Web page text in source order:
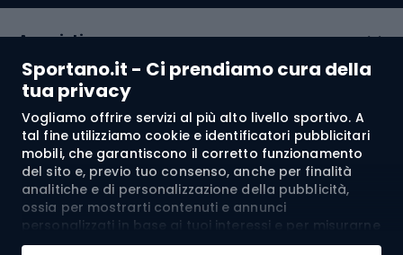
Sportano.it - Ci prendiamo cura della
tua privacy
Vogliamo offrire servizi al più alto livello sportivo. A
tal fine utilizziamo cookie e identificatori pubblicitari
mobili, che garantiscono il corretto funzionamento
del sito e, previo tuo consenso, anche per finalità
analitiche e di personalizzazione della pubblicità,
ossia per mostrarti contenuti e annunci
personalizzati in base ai tuoi interessi e per misurarne
l’efficacia. I cookie e gli identificatori pubblicitari
Acquisti
Servizio clienti
Regolamento
Chi siamo